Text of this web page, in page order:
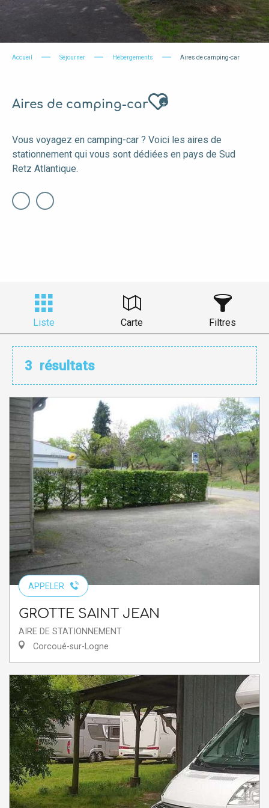
Accueil Séjourner Hébergements Aires de camping-car
Aires de camping-carAjouter aux
Vous voyagez en camping-car ? Voici les aires de
stationnement qui vous sont dédiées en pays de Sud
Retz Atlantique.
Liste Carte Filtres
3 résultats
APPELER
GROTTE SAINT JEAN
AIRE DE STATIONNEMENT
Corcoué-sur-Logne